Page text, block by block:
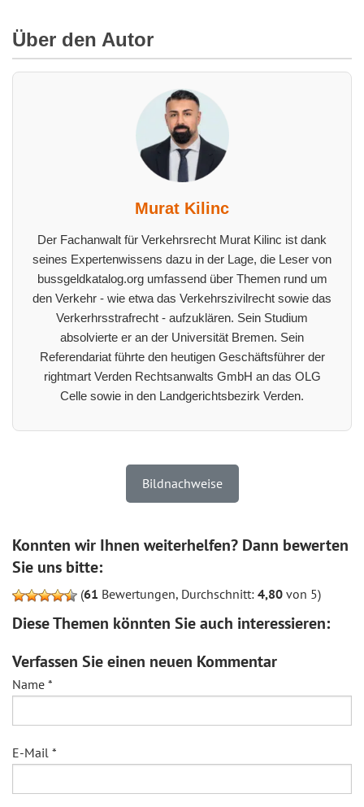
Über den Autor
Murat Kilinc
Der Fachanwalt für Verkehrsrecht Murat Kilinc ist dank
seines Expertenwissens dazu in der Lage, die Leser von
bussgeldkatalog.org umfassend über Themen rund um
den Verkehr - wie etwa das Verkehrszivilrecht sowie das
Verkerhrsstrafrecht - aufzuklären. Sein Studium
absolvierte er an der Universität Bremen. Sein
Referendariat führte den heutigen Geschäftsführer der
rightmart Verden Rechtsanwalts GmbH an das OLG
Celle sowie in den Landgerichtsbezirk Verden.
Bildnachweise
Konnten wir Ihnen weiterhelfen? Dann bewerten
Sie uns bitte:
(61 Bewertungen, Durchschnitt: 4,80 von 5)
Diese Themen könnten Sie auch interessieren:
Verfassen Sie einen neuen Kommentar
Name *
E-Mail *